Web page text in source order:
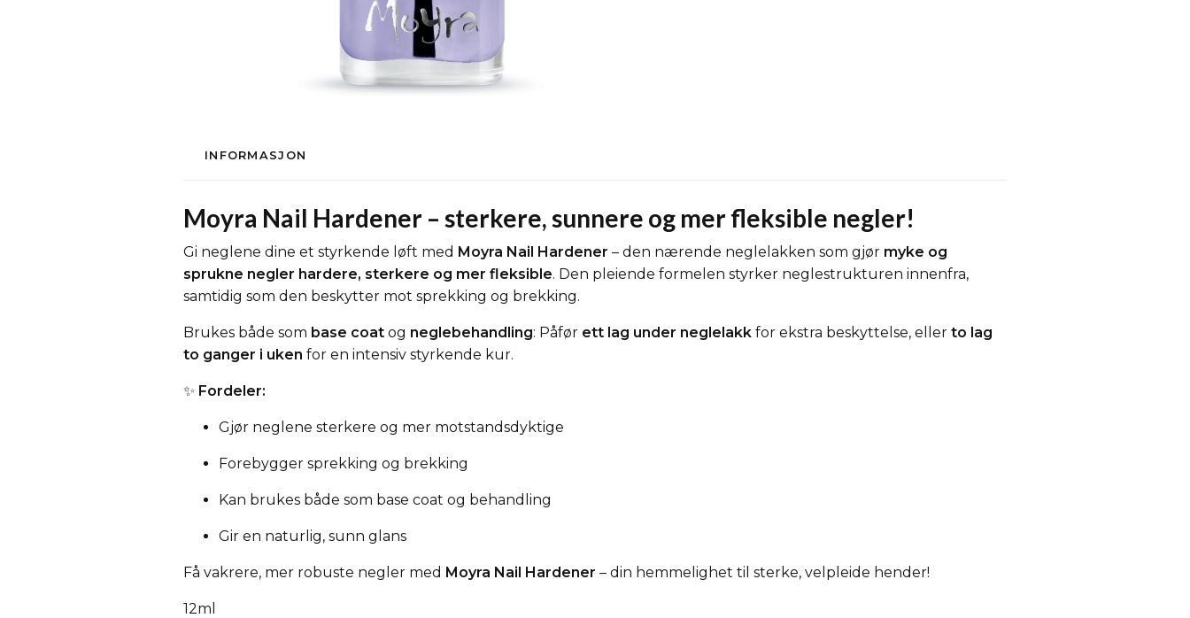
INFORMASJON
Moyra Nail Hardener – sterkere, sunnere og mer fleksible negler!
Gi neglene dine et styrkende løft med Moyra Nail Hardener – den nærende neglelakken som gjør myke og
sprukne negler hardere, sterkere og mer fleksible. Den pleiende formelen styrker neglestrukturen innenfra,
samtidig som den beskytter mot sprekking og brekking.
Brukes både som base coat og neglebehandling: Påfør ett lag under neglelakk for ekstra beskyttelse, eller to lag
to ganger i uken for en intensiv styrkende kur.
✨ Fordeler:
Gjør neglene sterkere og mer motstandsdyktige
Forebygger sprekking og brekking
Kan brukes både som base coat og behandling
Gir en naturlig, sunn glans
Få vakrere, mer robuste negler med Moyra Nail Hardener – din hemmelighet til sterke, velpleide hender!
12ml